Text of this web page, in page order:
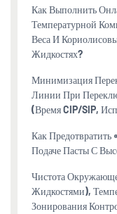
Как Выполнить
Температурной
Веса И
Жидкостях?
Минимизация
Линии При
(время CIP/SIP,
Как
Подаче Пасты С
Чистота
Жидкостями),
Зонирования